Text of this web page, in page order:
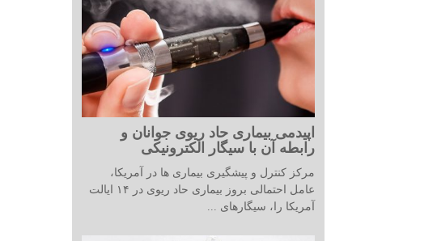
اپیدمی بیماری حاد ریوی جوانان و
رابطه آن با سیگار الکترونیکی
مرکز کنترل و پیشگیری بیماری ها در آمریکا،
عامل احتمالی بروز بیماری حاد ریوی در ۱۴ ایالت
آمریکا را، سیگارهای ...